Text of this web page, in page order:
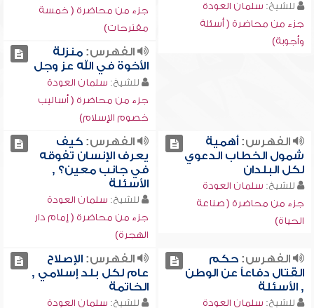
للشيخ: سلمان العودة
جزء من محاضرة ( أسئلة
وأجوبة)
جزء من محاضرة ( خمسة
مقترحات)
الفهرس:منزلة
الأخوة في الله عز وجل
للشيخ: سلمان العودة
جزء من محاضرة ( أساليب
خصوم الإسلام)
الفهرس:أهمية
شمول الخطاب الدعوي
لكل البلدان
للشيخ: سلمان العودة
جزء من محاضرة ( صناعة
الحياة)
الفهرس:كيف
يعرف الإنسان تفوقه
في جانب معين؟ ,
الأسئلة
للشيخ: سلمان العودة
جزء من محاضرة ( إمام دار
الهجرة)
الفهرس:حكم
القتال دفاعاً عن الوطن
, الأسئلة
للشيخ: سلمان العودة
الفهرس:الإصلاح
عام لكل بلد إسلامي ,
الخاتمة
للشيخ: سلمان العودة